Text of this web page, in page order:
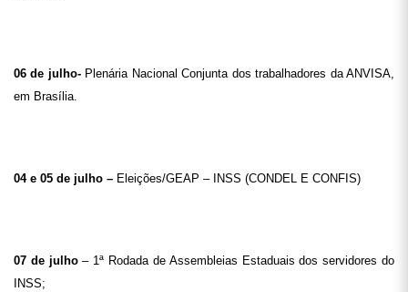
06 de julho- Plenária Nacional Conjunta dos trabalhadores da ANVISA,
em Brasília.
04 e 05 de julho – Eleições/GEAP – INSS (CONDEL E CONFIS)
07 de julho– 1ª Rodada de Assembleias Estaduais dos servidores do
INSS;